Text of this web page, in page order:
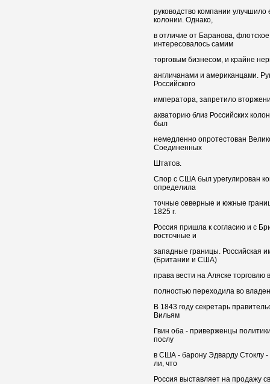
руководство компании
колонии. Однако,
в отличие от Баранова,
интересовалось самим
торговым бизнесом, и крайне
англичанами и американцами.
Российского
императора, запретило
акваторию близ Российских
был
немедленно опротестован
Соединенных
Штатов.
Спор с США был урегулирован
определила
точные северные и южные
1825 г.
Россия пришла к согласию и с
восточные и
западные границы. Российская
(Британии и США)
права вести на Аляске торговлю
полностью переходила во
В 1843 году секретарь
Вильям
Гвин оба - приверженцы
послу
в США - барону Эдварду Стоклу
ли, что
Россия выставляет на продажу